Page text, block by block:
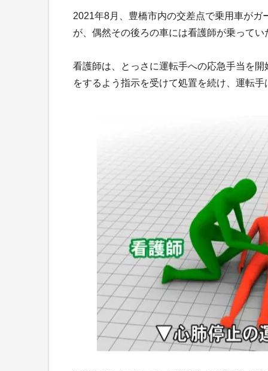
2021年8月、豊橋市内の交差点で乗用車が
が、偶然その後ろの車には看護師が乗ってい
看護師は、とっさに運転手への応急手当を
をするよう指示を受けて処置を続け、運転